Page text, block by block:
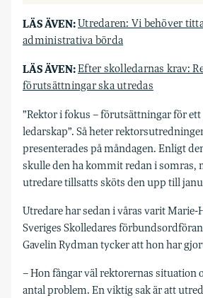
LÄS ÄVEN:Utredaren: Vi behöver
administrativa börda
LÄS ÄVEN:Efter skolledarnas krav:
förutsättningar ska utredas
”Rektor i fokus – förutsättningar för
ledarskap”. Så heter
presenterades på måndagen. Enligt
skulle den ha kommit redan i somras,
utredare tillsatts sköts den upp till
Utredare har sedan i våras varit Marie-
Sveriges Skolledares
Gavelin Rydman tycker att hon har
– Hon fångar väl rektorernas situation
antal problem. En viktig sak är att